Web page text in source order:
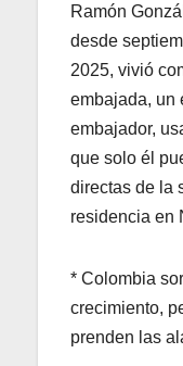
Ramón
desde
2025, vivió
embajada, un
embajador,
que solo él
directas de la
residencia en
* Colombia
crecimiento,
prenden las